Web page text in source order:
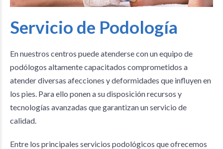
Servicio de Podología
En nuestros centros puede atenderse con un equipo de
podólogos altamente capacitados comprometidos a
atender diversas afecciones y deformidades que influyen en
los pies. Para ello ponen a su disposición recursos y
tecnologías avanzadas que garantizan un servicio de
calidad.
Entre los principales servicios podológicos que ofrecemos